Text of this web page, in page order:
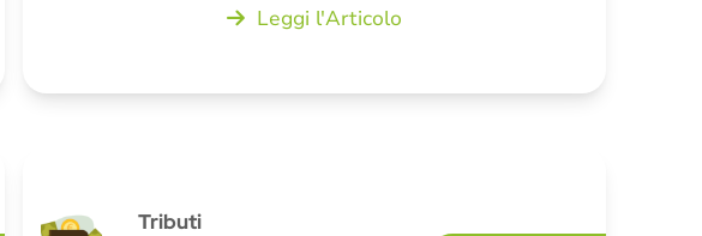
Leggi l'Articolo
Tributi